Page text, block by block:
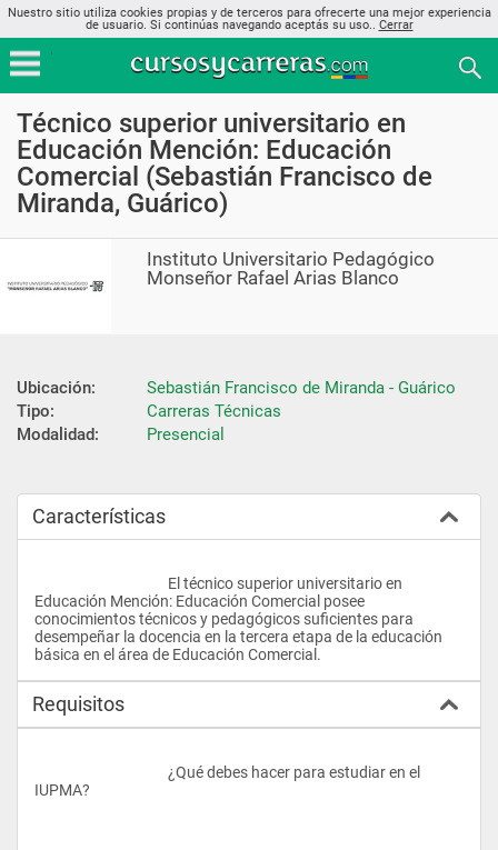
Nuestro sitio utiliza cookies propias y de terceros para ofrecerte una mejor experiencia
de usuario. Si continúas navegando aceptás su uso.. Cerrar
Técnico superior universitario en
Educación Mención: Educación
Comercial (Sebastián Francisco de
Miranda, Guárico)
Instituto Universitario Pedagógico
Monseñor Rafael Arias Blanco
Ubicación:
Sebastián Francisco de Miranda - Guárico
Tipo:
Carreras Técnicas
Modalidad:
Presencial
Características
Educación Mención: Educación Comercial posee
conocimientos técnicos y pedagógicos suficientes para
desempeñar la docencia en la tercera etapa de la educación
Requisitos
IUPMA?